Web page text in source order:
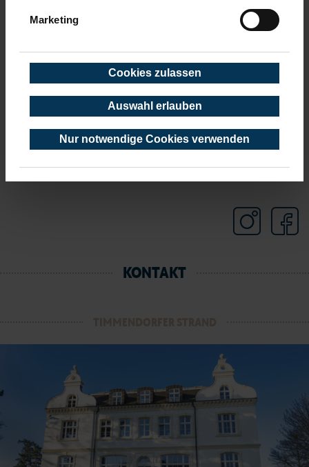
Marketing
Cookies zulassen
Auswahl erlauben
Nur notwendige Cookies verwenden
März 2020
KONTAKT